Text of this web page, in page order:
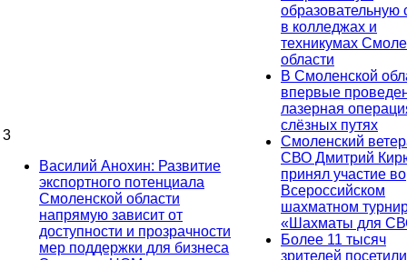
3
Василий Анохин: Развитие
экспортного потенциала
Смоленской области
напрямую зависит от
доступности и прозрачности
мер поддержки для бизнеса
образовательную
в колледжах и
техникумах
области
В Смоленской
впервые
лазерная
слёзных путях
Смоленский
СВО Дмитрий
принял участие во
Всероссийском
шахматном
«Шахматы для
Более 11 тысяч
зрителей посетили